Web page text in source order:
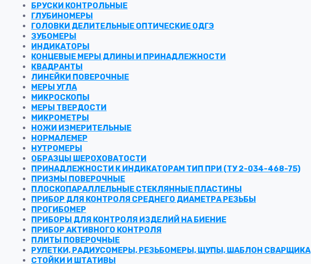
БРУСКИ КОНТРОЛЬНЫЕ
ГЛУБИНОМЕРЫ
ГОЛОВКИ ДЕЛИТЕЛЬНЫЕ ОПТИЧЕСКИЕ ОДГЭ
ЗУБОМЕРЫ
ИНДИКАТОРЫ
КОНЦЕВЫЕ МЕРЫ ДЛИНЫ И ПРИНАДЛЕЖНОСТИ
КВАДРАНТЫ
ЛИНЕЙКИ ПОВЕРОЧНЫЕ
МЕРЫ УГЛА
МИКРОСКОПЫ
МЕРЫ ТВЕРДОСТИ
МИКРОМЕТРЫ
НОЖИ ИЗМЕРИТЕЛЬНЫЕ
НОРМАЛЕМЕР
НУТРОМЕРЫ
ОБРАЗЦЫ ШЕРОХОВАТОСТИ
ПРИНАДЛЕЖНОСТИ К ИНДИКАТОРАМ ТИП ПРИ (ТУ 2-034-468-75)
ПРИЗМЫ ПОВЕРОЧНЫЕ
ПЛОСКОПАРАЛЛЕЛЬНЫЕ СТЕКЛЯННЫЕ ПЛАСТИНЫ
ПРИБОР ДЛЯ КОНТРОЛЯ СРЕДНЕГО ДИАМЕТРА РЕЗЬБЫ
ПРОГИБОМЕР
ПРИБОРЫ ДЛЯ КОНТРОЛЯ ИЗДЕЛИЙ НА БИЕНИЕ
ПРИБОР АКТИВНОГО КОНТРОЛЯ
ПЛИТЫ ПОВЕРОЧНЫЕ
РУЛЕТКИ, РАДИУСОМЕРЫ, РЕЗЬБОМЕРЫ, ЩУПЫ, ШАБЛОН СВАРЩИКА
СТОЙКИ И ШТАТИВЫ